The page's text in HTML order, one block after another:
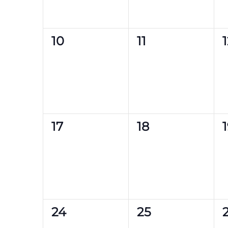
0
10
0
11
0
17
0
18
0
24
0
25